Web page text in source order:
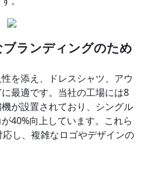
ランディングのため
を添え、ドレスシャツ、アウ
最適です。当社の工場には8
が設置されており、シングル
40%向上しています。これら
し、複雑なロゴやデザインの